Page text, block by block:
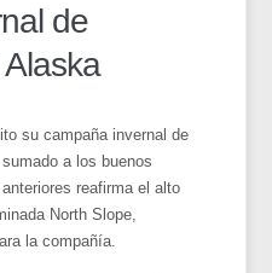
de
su campaña invernal de
a los buenos
reafirma el alto
North Slope,
la compañía.